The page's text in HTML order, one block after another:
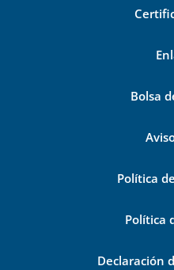
Bolsa
Política
Política
Declaración